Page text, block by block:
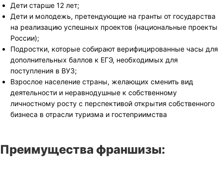
Дети старше 12 лет;
Дети и молодежь, претендующие на гранты от государства
на реализацию успешных проектов (национальные проекты
России);
Подростки, которые собирают верифицированные часы для
дополнительных баллов к ЕГЭ, необходимых для
поступления в ВУЗ;
Взрослое население страны, желающих сменить вид
деятельности и неравнодушные к собственному
личностному росту с перспективой открытия собственного
бизнеса в отрасли туризма и гостеприимства
Преимущества франшизы: